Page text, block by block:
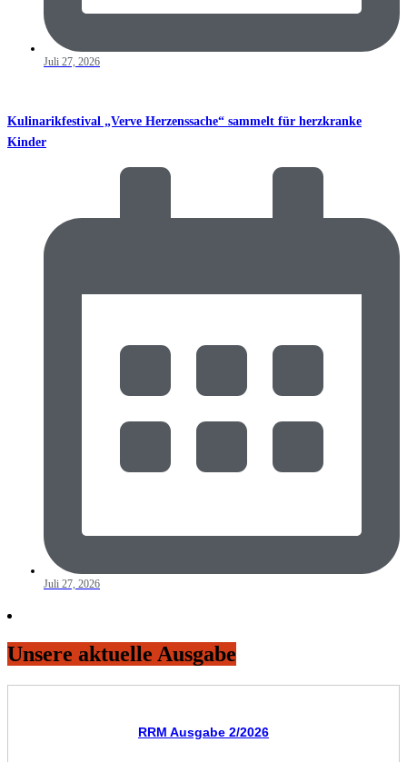
Juli 27, 2026
Kulinarikfestival „Verve Herzenssache“ sammelt für herzkranke
Kinder
Juli 27, 2026
Unsere aktuelle Ausgabe
RRM Ausgabe 2/2026